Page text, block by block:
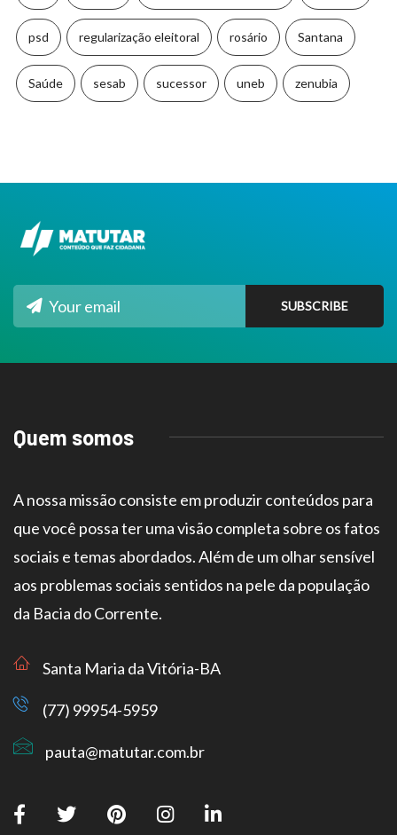
psd regularização eleitoral rosário Santana
Saúde sesab sucessor uneb zenubia
Quem somos
A nossa missão consiste em produzir conteúdos para
que você possa ter uma visão completa sobre os fatos
sociais e temas abordados. Além de um olhar sensível
aos problemas sociais sentidos na pele da população
da Bacia do Corrente.
Santa Maria da Vitória-BA
(77) 99954-5959
pauta@matutar.com.br